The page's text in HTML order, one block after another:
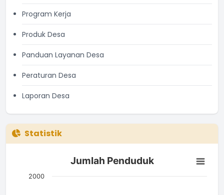
Program Kerja
Produk Desa
Panduan Layanan Desa
Peraturan Desa
Laporan Desa
Statistik
Jumlah Penduduk
Bar chart with 3 bars.
The chart has 1 X axis displaying categories.
Jumlah Penduduk
2000